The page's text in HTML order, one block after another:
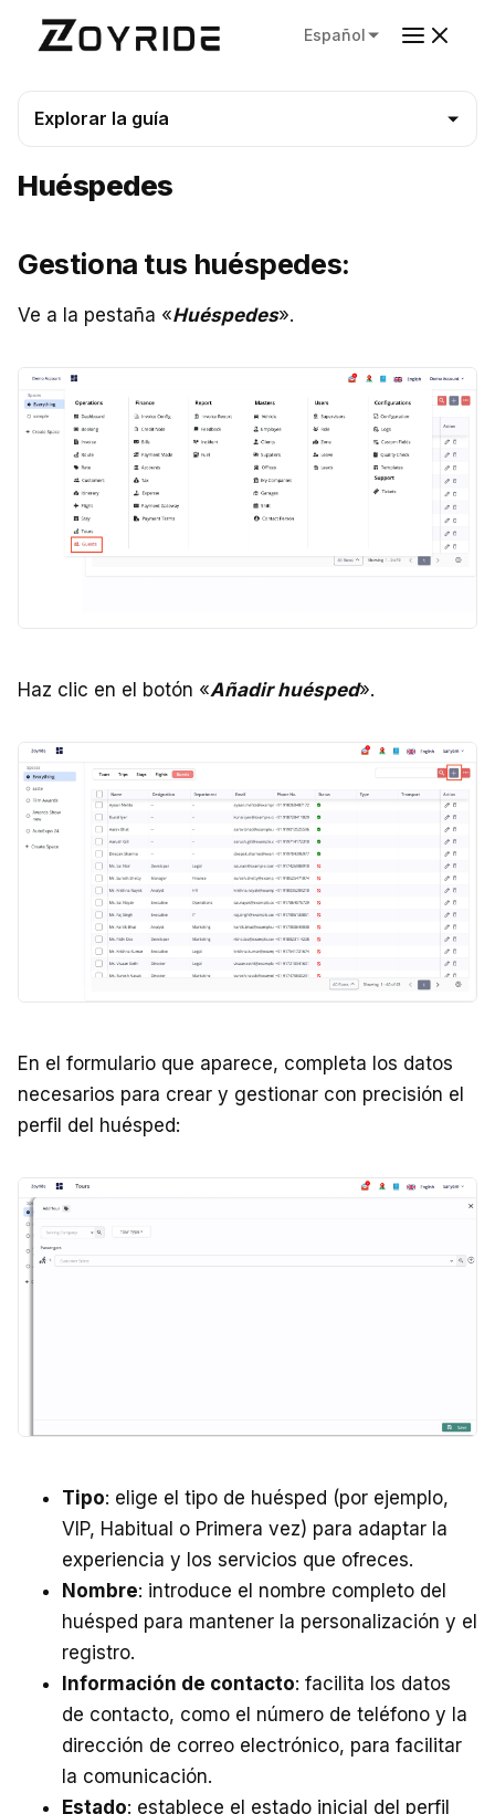
Español
Explorar la guía
Huéspedes
Gestiona tus huéspedes:
Ve a la pestaña «Huéspedes».
Haz clic en el botón «Añadir huésped».
En el formulario que aparece, completa los datos
necesarios para crear y gestionar con precisión el
perfil del huésped:
Tipo: elige el tipo de huésped (por ejemplo,
VIP, Habitual o Primera vez) para adaptar la
experiencia y los servicios que ofreces.
Nombre: introduce el nombre completo del
huésped para mantener la personalización y el
registro.
Información de contacto: facilita los datos
de contacto, como el número de teléfono y la
dirección de correo electrónico, para facilitar
la comunicación.
Estado: establece el estado inicial del perfil